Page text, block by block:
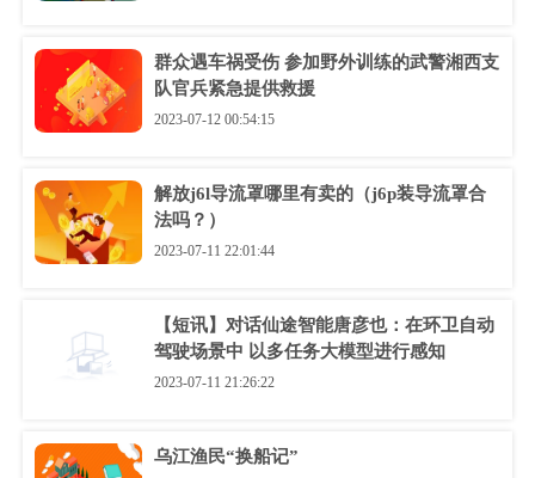
群众遇车祸受伤 参加野外训练的武警湘西支
队官兵紧急提供救援
2023-07-12 00:54:15
解放j6l导流罩哪里有卖的（j6p装导流罩合
法吗？）
2023-07-11 22:01:44
【短讯】对话仙途智能唐彦也：在环卫自动
驾驶场景中 以多任务大模型进行感知
2023-07-11 21:26:22
乌江渔民“换船记”